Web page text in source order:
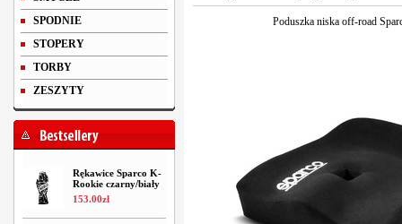
SPODNIE
STOPERY
TORBY
ZESZYTY
Rękawice Sparco K-
Rookie czarny/biały
153.00zł
Poduszka niska off-road